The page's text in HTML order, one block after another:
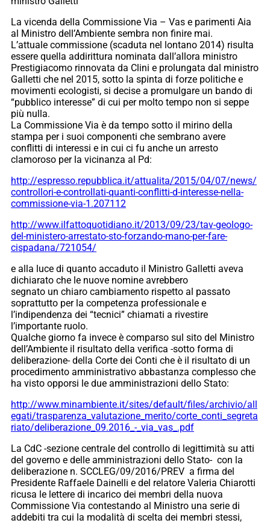
La vicenda della Commissione Via – Vas e parimenti Aia
al Ministro dell’Ambiente sembra non finire mai.
L’attuale commissione (scaduta nel lontano 2014) risulta
essere quella addirittura nominata dall’allora ministro
Prestigiacomo rinnovata da Clini e prolungata dal ministro
Galletti che nel 2015, sotto la spinta di forze politiche e
movimenti ecologisti, si decise a promulgare un bando di
“pubblico interesse” di cui per molto tempo non si seppe
più nulla.
La Commissione Via è da tempo sotto il mirino della
stampa per i suoi componenti che sembrano avere
conflitti di interessi e in cui ci fu anche un arresto
clamoroso per la vicinanza al Pd:
http://espresso.repubblica.it/attualita/2015/04/07/news/
controllori-e-controllati-quanti-conflitti-d-interesse-nella-
commissione-via-1.207112
http://www.ilfattoquotidiano.it/2013/09/23/tav-geologo-
del-ministero-arrestato-sto-forzando-mano-per-fare-
cispadana/721054/
e alla luce di quanto accaduto il Ministro Galletti aveva
dichiarato che le nuove nomine avrebbero
segnato un chiaro cambiamento rispetto al passato
soprattutto per la competenza professionale e
l’indipendenza dei “tecnici” chiamati a rivestire
l’importante ruolo.
Qualche giorno fa invece è comparso sul sito del Ministro
dell’Ambiente il risultato della verifica -sotto forma di
deliberazione- della Corte dei Conti che è il risultato di un
procedimento amministrativo abbastanza complesso che
ha visto opporsi le due amministrazioni dello Stato:
http://www.minambiente.it/sites/default/files/archivio/all
egati/trasparenza_valutazione_merito/corte_conti_segreta
riato/deliberazione_09.2016_-_via_vas_.pdf
La CdC -sezione centrale del controllo di legittimità su atti
del governo e delle amministrazioni dello Stato- con la
deliberazione n. SCCLEG/09/2016/PREV a firma del
Presidente Raffaele Dainelli e del relatore Valeria Chiarotti
ricusa le lettere di incarico dei membri della nuova
Commissione Via contestando al Ministro una serie di
addebiti tra cui la modalità di scelta dei membri stessi,